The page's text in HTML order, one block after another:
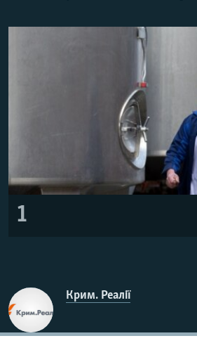
УКРАЇНСЬКА ПРОБЛЕМА КРИМУ
1
Крим. Реалії